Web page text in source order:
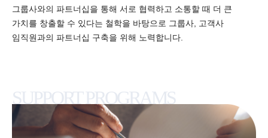
그룹사와의 파트너십을 통해 서로 협력하고 소통할 때 더 큰
가치를 창출할 수 있다는 철학을 바탕으로 그룹사, 고객사
임직원과의 파트너십 구축을 위해 노력합니다.
SUPPORT PROGRAMS